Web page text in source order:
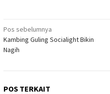
Navigasi
pos
Pos sebelumnya
Kambing Guling Socialight Bikin
Nagih
POS TERKAIT